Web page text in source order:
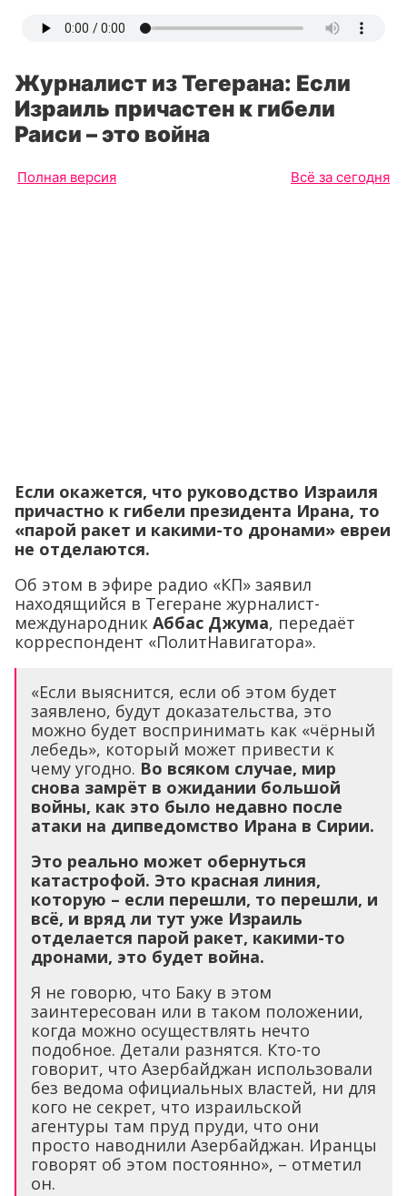
Журналист из Тегерана: Если
Израиль причастен к гибели
Раиси – это война
Полная версия Всё за сегодня
Если окажется, что руководство Израиля
причастно к гибели президента Ирана, то
«парой ракет и какими-то дронами» евреи
не отделаются.
Об этом в эфире радио «КП» заявил
находящийся в Тегеране журналист-
международник Аббас Джума, передаёт
корреспондент «ПолитНавигатора».
«Если выяснится, если об этом будет
заявлено, будут доказательства, это
можно будет воспринимать как «чёрный
лебедь», который может привести к
чему угодно. Во всяком случае, мир
снова замрёт в ожидании большой
войны, как это было недавно после
атаки на дипведомство Ирана в Сирии.
Это реально может обернуться
катастрофой. Это красная линия,
которую – если перешли, то перешли, и
всё, и вряд ли тут уже Израиль
отделается парой ракет, какими-то
дронами, это будет война.
Я не говорю, что Баку в этом
заинтересован или в таком положении,
когда можно осуществлять нечто
подобное. Детали разнятся. Кто-то
говорит, что Азербайджан использовали
без ведома официальных властей, ни для
кого не секрет, что израильской
агентуры там пруд пруди, что они
просто наводнили Азербайджан. Иранцы
говорят об этом постоянно», – отметил
он.